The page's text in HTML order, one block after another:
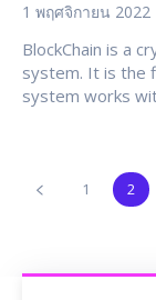
1 พฤศจิกายน 2022
BlockChain is a
system. It is the
system works
1 2